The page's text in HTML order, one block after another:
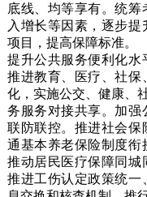
底线、均等享有。统
入增长等因素，逐步
项目，提高保障标准。
提升公共服务便利化水
推进教育、医疗、社保
化，实施公交、健康、
务服务对接共享。加强
联防联控。推进社会保
通基本养老保险制度衔
推动居民医疗保障同城
推进工伤认定政策统一